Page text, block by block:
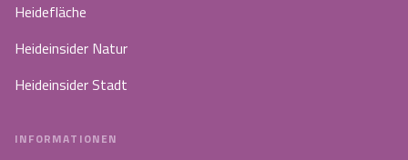
Heidefläche
Heideinsider Natur
Heideinsider Stadt
INFORMATIONEN